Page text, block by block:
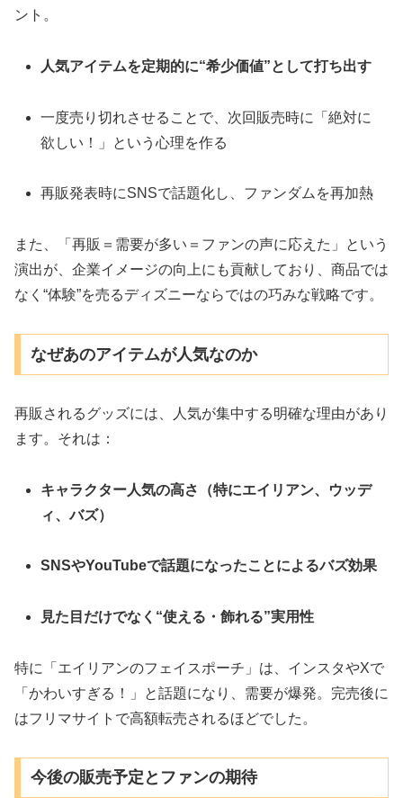
ント。
人気アイテムを定期的に“希少価値”として打ち出す
一度売り切れさせることで、次回販売時に「絶対に
欲しい！」という心理を作る
再販発表時にSNSで話題化し、ファンダムを再加熱
また、「再販＝需要が多い＝ファンの声に応えた」という
演出が、企業イメージの向上にも貢献しており、商品では
なく“体験”を売るディズニーならではの巧みな戦略です。
なぜあのアイテムが人気なのか
再販されるグッズには、人気が集中する明確な理由があり
ます。それは：
キャラクター人気の高さ（特にエイリアン、ウッデ
ィ、バズ）
SNSやYouTubeで話題になったことによるバズ効果
見た目だけでなく“使える・飾れる”実用性
特に「エイリアンのフェイスポーチ」は、インスタやXで
「かわいすぎる！」と話題になり、需要が爆発。完売後に
はフリマサイトで高額転売されるほどでした。
今後の販売予定とファンの期待